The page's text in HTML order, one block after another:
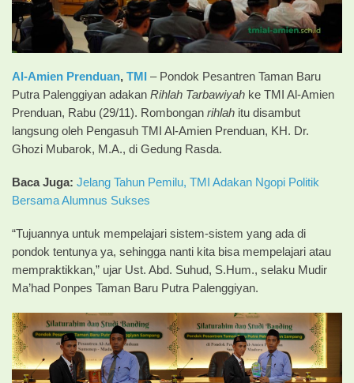
Al-Amien Prenduan, TMI
– Pondok Pesantren Taman Baru
Putra Palenggiyan adakan Rihlah Tarbawiyah ke TMI Al-Amien
Prenduan, Rabu (29/11). Rombongan rihlah itu disambut
langsung oleh Pengasuh TMI Al-Amien Prenduan, KH. Dr.
Ghozi Mubarok, M.A., di Gedung Rasda.
Baca Juga: Jelang Tahun Pemilu, TMI Adakan Ngopi Politik
Bersama Alumnus Sukses
“Tujuannya untuk mempelajari sistem-sistem yang ada di
pondok tentunya ya, sehingga nanti kita bisa mempelajari atau
mempraktikkan,” ujar Ust. Abd. Suhud, S.Hum., selaku Mudir
Ma’had Ponpes Taman Baru Putra Palenggiyan.